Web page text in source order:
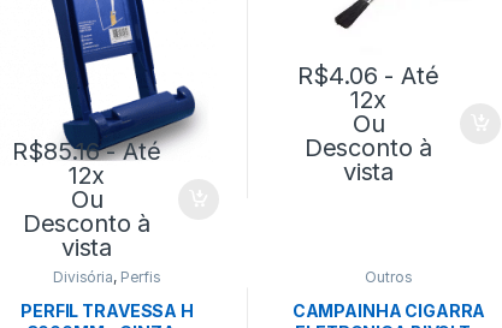
R$85.16- Até
12x
Ou
Desconto à
vista
R$4.06 - Até
12x
Ou
Desconto à
vista
Divisória, Perfis
PERFIL TRAVESSA H
Outros
CAMPAINHA CIGARRA